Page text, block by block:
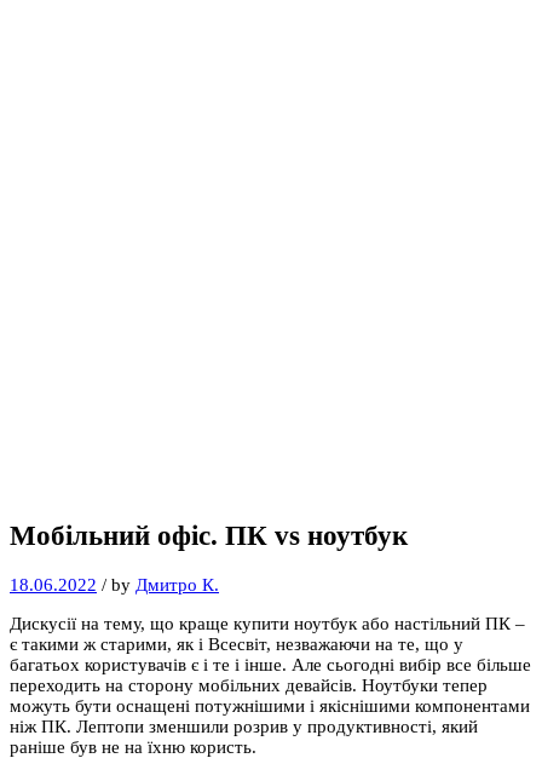
Мобільний офіс. ПК vs ноутбук
18.06.2022 / by Дмитро К.
Дискусії на тему, що краще купити ноутбук або настільний ПК –
є такими ж старими, як і Всесвіт, незважаючи на те, що у
багатьох користувачів є і те і інше. Але сьогодні вибір все більше
переходить на сторону мобільних девайсів. Ноутбуки тепер
можуть бути оснащені потужнішими і якіснішими компонентами
ніж ПК. Лептопи зменшили розрив у продуктивності, який
раніше був не на їхню користь.